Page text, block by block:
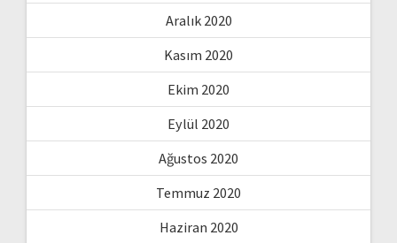
Aralık 2020
Kasım 2020
Ekim 2020
Eylül 2020
Ağustos 2020
Temmuz 2020
Haziran 2020